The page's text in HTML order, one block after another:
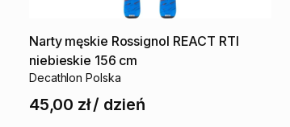
Narty męskie Rossignol REACT RTI
niebieskie 156 cm
Decathlon Polska
45,00 zł/ dzień